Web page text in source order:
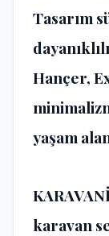
Tasarım
Hançer,
yaşam
karavan